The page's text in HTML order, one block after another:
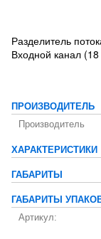
Разделитель
Входной канал
ПРОИЗВОДИТЕЛЬ
Производитель
ХАРАКТЕРИСТИКИ
ГАБАРИТЫ
ГАБАРИТЫ
Артикул: